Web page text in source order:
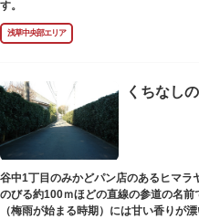
す。
浅草中央部エリア
くちなし
谷中1丁目のみかどパン店のあるヒマラ
のびる約100ｍほどの直線の参道の名
（梅雨が始まる時期）には甘い香りが